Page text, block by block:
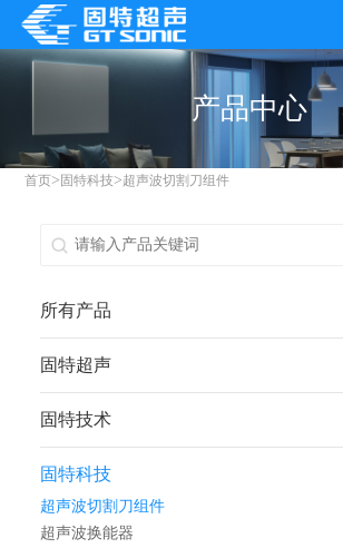
产品中心
首页> 固特科技>超声波切割刀组件
所有产品
固特超声
固特技术
固特科技
超声波切割刀组件
超声波换能器